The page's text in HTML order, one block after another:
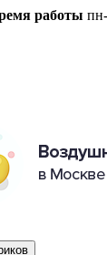
работы